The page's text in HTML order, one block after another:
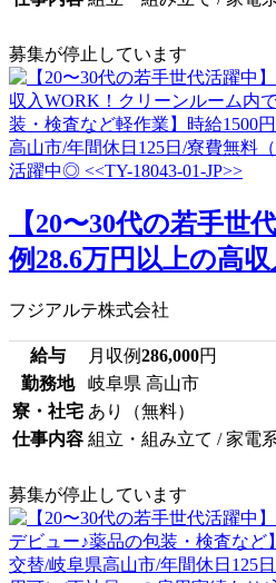
募集が停止しています
【20〜30代の若手世
例28.6万円以上の高
フジアルテ株式会社
給与 月収例286,000円
勤務地
岐阜県 高山市
寮・社宅 あり（無料）
仕事内容 組立・組み立て / 家電
募集が停止しています